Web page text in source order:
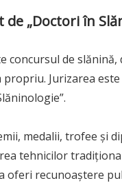
„Doctori în
concursul de
Jurizarea
medalii, trofee și
tehnicilor
oferi recunoaștere